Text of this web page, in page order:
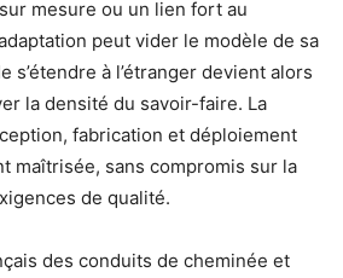
mesure ou un lien fort au
peut vider le modèle de sa
s’étendre à l’étranger devient alors
la densité du savoir-faire. La
fabrication et déploiement
maîtrisée, sans compromis sur la
de qualité.
des conduits de cheminée et